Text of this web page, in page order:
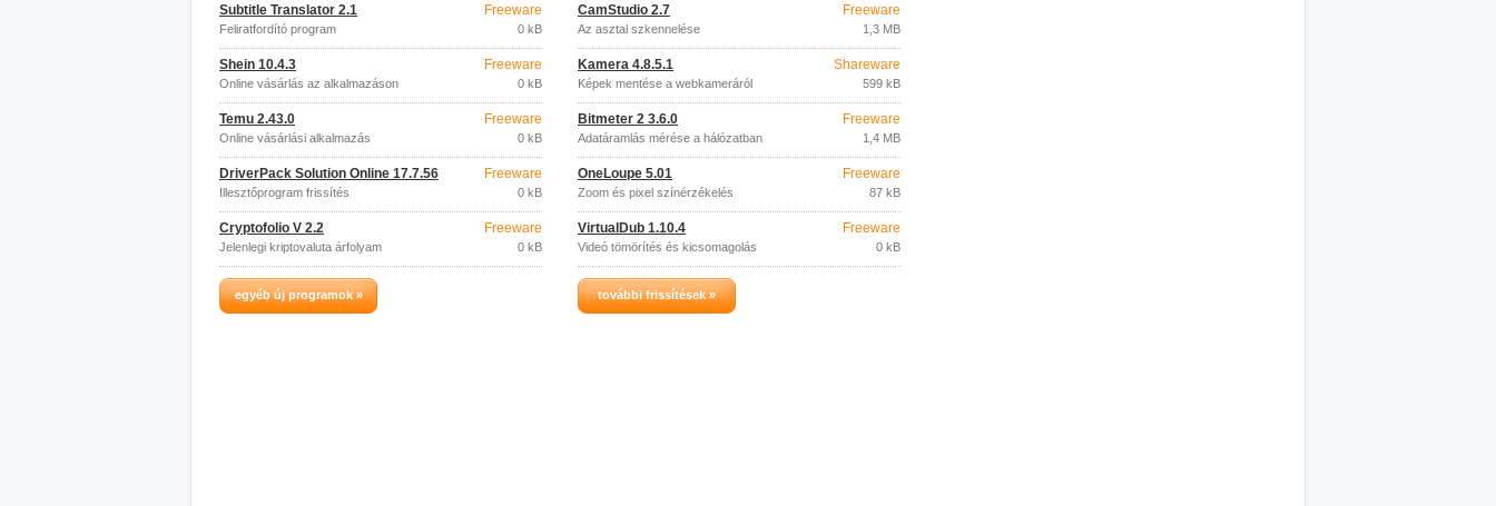
Subtitle Translator 2.1
Feliratfordító program
Freeware
0 kB
Shein 10.4.3
Online vásárlás az alkalmazáson
Freeware
0 kB
Temu 2.43.0
Online vásárlási alkalmazás
Freeware
0 kB
DriverPack Solution Online 17.7.56
Illesztőprogram frissítés
Freeware
0 kB
Cryptofolio V 2.2
Jelenlegi kriptovaluta árfolyam
Freeware
0 kB
egyéb új programok »
CamStudio 2.7
Az asztal szkennelése
Freeware
1,3 MB
Kamera 4.8.5.1
Képek mentése a webkameráról
Shareware
599 kB
Bitmeter 2 3.6.0
Adatáramlás mérése a hálózatban
Freeware
1,4 MB
OneLoupe 5.01
Zoom és pixel színérzékelés
Freeware
87 kB
VirtualDub 1.10.4
Videó tömörítés és kicsomagolás
Freeware
0 kB
további frissítések »